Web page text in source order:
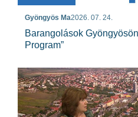
Gyöngyös Ma2026. 07. 24.
Barangolások
Program”